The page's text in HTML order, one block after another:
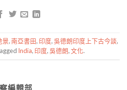
景,南亞書田, 印度,吳德朗印度上下古今談,
India, 印度,吳德朗,文化.
編輯部